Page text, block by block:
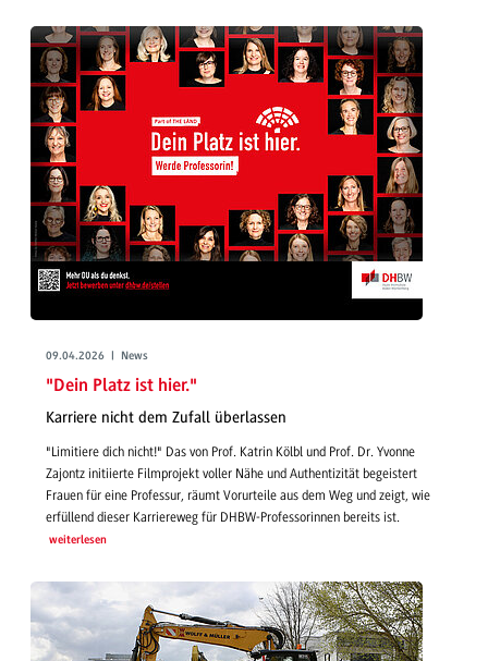
09.04.2026 | News
"Dein Platz ist hier."
Karriere nicht dem Zufall überlassen
"Limitiere dich nicht!" Das von Prof. Katrin Kölbl und Prof. Dr. Yvonne
Zajontz initiierte Filmprojekt voller Nähe und Authentizität begeistert
Frauen für eine Professur, räumt Vorurteile aus dem Weg und zeigt, wie
erfüllend dieser Karriereweg für DHBW-Professorinnen bereits ist.
weiterlesen